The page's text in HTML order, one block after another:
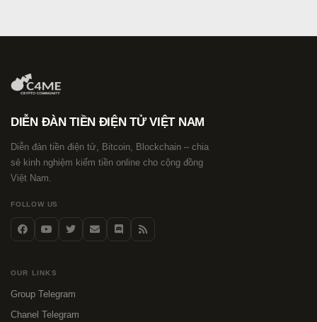
DIỄN ĐÀN TIỀN ĐIỆN TỬ VIỆT NAM
Diễn đàn tiền điện tử, Bitcoin, Blockchain – chia
sẻ kinh nghiệm kiếm tiền online cho cộng đồng
Việt Nam.
FOLLOW US
OUR LINKS
Group Telegram
Chanel Telegram